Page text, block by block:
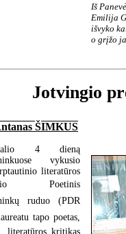
Iš
Emilija
išvyko
o grįžo
Jotvingio
ŠIMKUS
4 dieną
vykusio
literatūros
Poetinis
ruduo (PDR
tapo poetas,
literatūros kritikas